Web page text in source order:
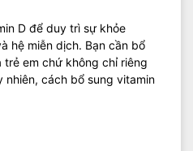
D để duy trì sự khỏe
hệ miễn dịch. Bạn cần bổ
em chứ không chỉ riêng
nhiên, cách bổ sung vitamin